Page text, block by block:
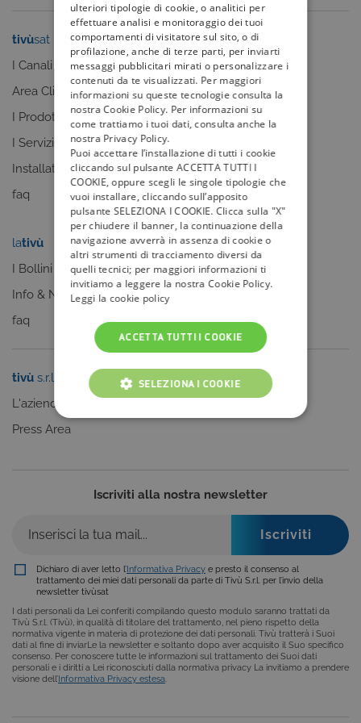
tivùsat
I Canali
Area Clienti
I Prodotti
I Servizi
Installatori
faq
tivù la guida
I programmi
I canali
La Guida +
lativù
I Bollini
Info & News
faq
mytivù
tivù s.r.l.
L'azienda
Press Area
Sei un editore?
Iscriviti alla nostra newsletter
Dichiaro di aver letto l’Informativa Privacy e presto il consenso al
trattamento dei miei dati personali da parte di Tivù S.r.l. per l’invio della
newsletter tivùsat
I dati personali da Lei conferiti compilando questo modulo saranno trattati da
Tivù S.r.l. (Tivù), in qualità di titolare del trattamento, nel pieno rispetto della
normativa vigente in materia di protezione dei dati personali. Tivù tratterà i Suoi
dati al fine di inviarLe la newsletter e soltanto dopo aver acquisito il Suo specifico
consenso. Per conoscere tutte le informazioni sul trattamento dei Suoi dati
personali e i diritti a Lei riconosciuti dalla normativa privacy La invitiamo a prendere
visione dell’Informativa Privacy estesa
ulteriori tipologie di cookie, o analitici per
effettuare analisi e monitoraggio dei tuoi
comportamenti di visitatore sul sito, o di
profilazione, anche di terze parti, per inviarti
messaggi pubblicitari mirati o personalizzare i
contenuti da te visualizzati. Per maggiori
informazioni su queste tecnologie consulta la
nostra Cookie Policy. Per informazioni su
come trattiamo i tuoi dati, consulta anche la
nostra Privacy Policy.
Puoi accettare l’installazione di tutti i cookie
cliccando sul pulsante ACCETTA TUTTI I
COOKIE, oppure scegli le singole tipologie che
vuoi installare, cliccando sull’apposito
pulsante SELEZIONA I COOKIE. Clicca sulla "X"
per chiudere il banner, la continuazione della
navigazione avverrà in assenza di cookie o
altri strumenti di tracciamento diversi da
quelli tecnici; per maggiori informazioni ti
invitiamo a leggere la nostra Cookie Policy.
Leggi la cookie policy
ACCETTA TUTTI I COOKIE
SELEZIONA I COOKIE
COOKIE TECNICI
Cookie tecnici
Cookie di profilazione
Funzionalità
Questi cookie sono necessari per il corretto
funzionamento del nostro sito e non possono
essere disattivati. Vengono impostati solo in
risposta ad azioni da te effettuate nel corso della